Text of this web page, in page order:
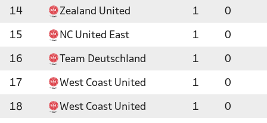
14 Zealand United 1 0
15 NC United East 1 0
16 Team Deutschland 1 0
17 West Coast United 1 0
18 West Coast United 1 0